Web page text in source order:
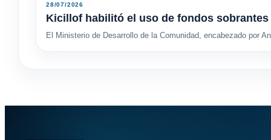
28/07/2026
Kicillof habilitó el uso de fondos
El Ministerio de Desarrollo de la Comunidad, encabezado por